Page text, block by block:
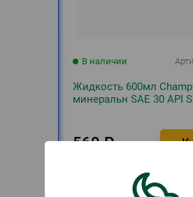
В наличии
Жидкость 600мл
минеральн SAE 30 API
560 ₽